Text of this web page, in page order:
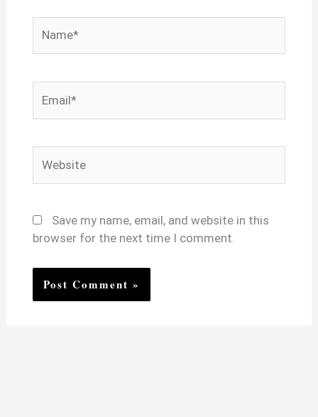
Save my name, email, and website in this
browser for the next time I comment.